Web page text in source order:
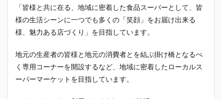
「皆様と共に在る、地域に密着した食品スーパーとして、皆
様の生活シーンに一つでも多くの「笑顔」をお届け出来る
様、魅力ある店づくり」を目指しています。
地元の生産者の皆様と地元の消費者とを結ぶ掛け橋となるべ
く専用コーナーを開設するなど、地域に密着したローカルス
ーパーマーケットを目指しています。